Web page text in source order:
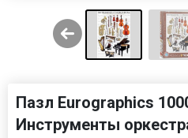
Пазл Eurographics
Инструменты